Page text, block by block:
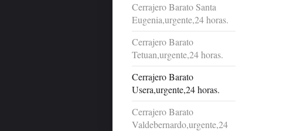
Cerrajero Barato Santa
Eugenia,urgente,24 horas.
Cerrajero Barato
Tetuan,urgente,24 horas.
Cerrajero Barato
Usera,urgente,24 horas.
Cerrajero Barato
Valdebernardo,urgente,24